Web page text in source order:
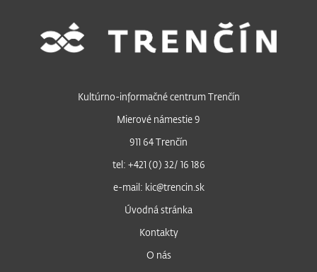
Kultúrno-informačné centrum Trenčín
Mierové námestie 9
911 64 Trenčín
tel: +421 (0) 32/ 16 186
e-mail: kic@trencin.sk
Úvodná stránka
Kontakty
O nás